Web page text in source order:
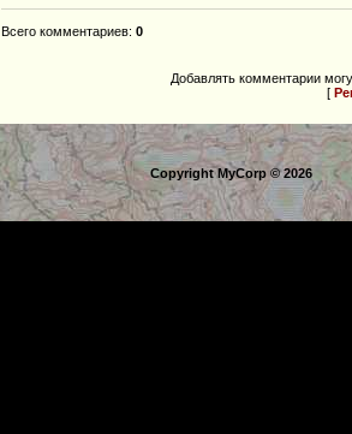
Всего комментариев: 0
Добавлять комментарии
[
Copyright MyCorp © 2026